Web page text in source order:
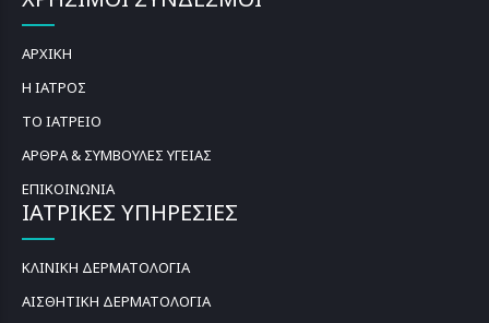
ΑΡΧΙΚΗ
Η ΙΑΤΡΟΣ
ΤΟ ΙΑΤΡΕΙΟ
ΑΡΘΡΑ & ΣΥΜΒΟΥΛΕΣ ΥΓΕΙΑΣ
ΕΠΙΚΟΙΝΩΝΙΑ
ΙΑΤΡΙΚΕΣ ΥΠΗΡΕΣΙΕΣ
ΚΛΙΝΙΚΗ ΔΕΡΜΑΤΟΛΟΓΙΑ
ΑΙΣΘΗΤΙΚΗ ΔΕΡΜΑΤΟΛΟΓΙΑ